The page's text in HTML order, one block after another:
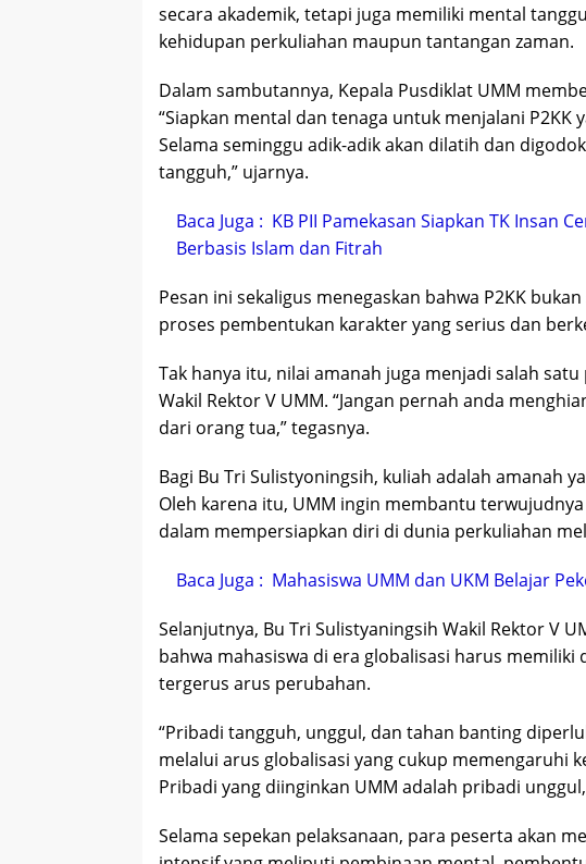
secara akademik, tetapi juga memiliki mental
kehidupan perkuliahan maupun tantangan zaman.
Dalam sambutannya, Kepala Pusdiklat UMM
“Siapkan mental dan tenaga untuk menjalani P2KK
Selama seminggu adik-adik akan dilatih dan
tangguh,” ujarnya.
Baca Juga : KB PII Pamekasan Siapkan TK Insan
Berbasis Islam dan Fitrah
Pesan ini sekaligus menegaskan bahwa P2KK
proses pembentukan karakter yang serius dan
Tak hanya itu, nilai amanah juga menjadi salah
Wakil Rektor V UMM. “Jangan pernah anda
dari orang tua,” tegasnya.
Bagi Bu Tri Sulistyoningsih, kuliah adalah amanah
Oleh karena itu, UMM ingin membantu
dalam mempersiapkan diri di dunia perkuliahan
Baca Juga : Mahasiswa UMM dan UKM Belajar
Selanjutnya, Bu Tri Sulistyaningsih Wakil Rektor V
bahwa mahasiswa di era globalisasi harus
tergerus arus perubahan.
“Pribadi tangguh, unggul, dan tahan banting
melalui arus globalisasi yang cukup memengaruhi
Pribadi yang diinginkan UMM adalah pribadi
Selama sepekan pelaksanaan, para peserta akan